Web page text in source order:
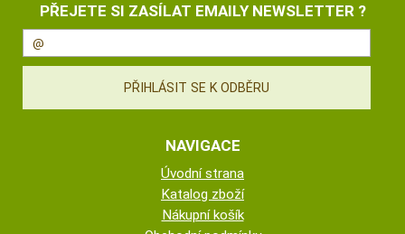
PŘEJETE SI ZASÍLAT EMAILY NEWSLETTER ?
NAVIGACE
Úvodní strana
Katalog zboží
Nákupní košík